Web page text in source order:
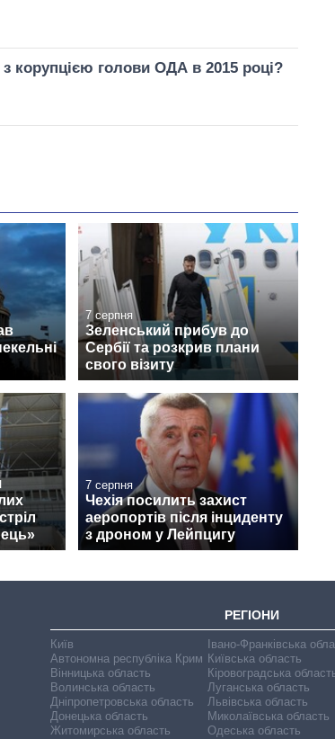
корупцією голови ОДА в 2015 році?
7 серпня
Зеленський прибув до
Сербії та розкрив плани
свого візиту
7 серпня
Чехія посилить захист
аеропортів після інциденту
з дроном у Лейпцигу
РЕГІОНИ
Київ
Автономна республіка Крим
Вінницька область
Волинська область
Дніпропетровська область
Донецька область
Житомирська область
Івано-Франківська
Київська область
Кіровоградська
Луганська область
Львівська область
Миколаївська область
Одеська область